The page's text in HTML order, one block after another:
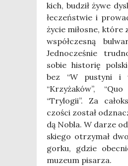
kich, budził żywe
łe­czeń­stwie i
życie miło­sne, któ­re
współ­cze­sną
Jed­no­cze­śnie
sobie histo­rię
bez “W pusty­ni i
“Krzy­ża­ków”,
“Try­lo­gii”. Za
czo­ści został
dą Nobla. W darze
skie­go otrzy­mał
gor­ku, gdzie
muzeum pisa­rza.